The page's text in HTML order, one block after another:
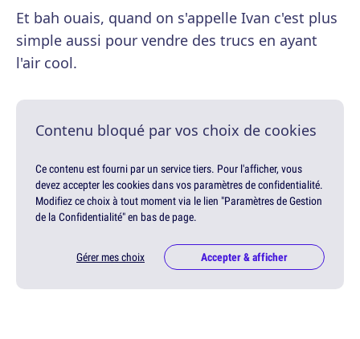
Et bah ouais, quand on s'appelle Ivan c'est plus
simple aussi pour vendre des trucs en ayant
l'air cool.
Contenu bloqué par vos choix de cookies
Ce contenu est fourni par un service tiers. Pour l'afficher, vous
devez accepter les cookies dans vos paramètres de confidentialité.
Modifiez ce choix à tout moment via le lien "Paramètres de Gestion
de la Confidentialité" en bas de page.
Gérer mes choix Accepter & afficher